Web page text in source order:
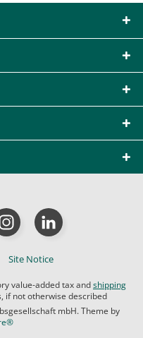
Site Notice
value-added tax andshipping
if not otherwise described
mbH. Theme by